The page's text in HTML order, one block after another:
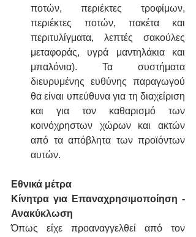
ποτών, περιέκτες τροφίμων,
περιέκτες ποτών, πακέτα και
περιτυλίγματα, λεπτές σακούλες
μεταφοράς, υγρά μαντηλάκια και
μπαλόνια). Τα συστήματα
διευρυμένης ευθύνης παραγωγού
θα είναι υπεύθυνα για τη διαχείριση
και για τον καθαρισμό των
κοινόχρηστων χώρων και ακτών
από τα απόβλητα των προϊόντων
αυτών.
Εθνικά μέτρα
Κίνητρα για Επαναχρησιμοποίηση -
Ανακύκλωση
Όπως είχε προαναγγελθεί από τον